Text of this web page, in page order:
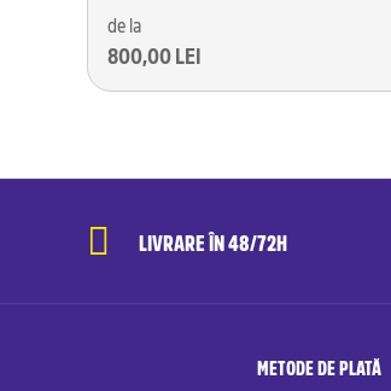
de la
800,00 LEI
LIVRARE ÎN 48/72H
METODE DE PLATĂ